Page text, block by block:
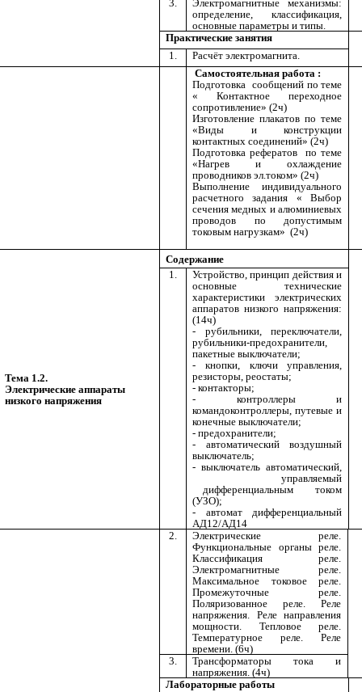
3.
Электромагнитные механизмы:
определение, классификация,
основные параметры и типы.
Практические занятия
1.
Расчёт электромагнита.
Самостоятельная работа :
Подготовка сообщений по теме
« Контактное переходное
сопротивление» (2ч)
Изготовление плакатов по теме
«Виды и конструкции
контактных соединений» (2ч)
Подготовка рефератов по теме
«Нагрев и охлаждение
проводников эл.током» (2ч)
Выполнение индивидуального
расчетного задания « Выбор
сечения медных и алюминиевых
проводов по допустимым
токовым нагрузкам» (2ч)
Тема 1.2.
Электрические аппараты
низкого напряжения
Содержание
1.
Устройство, принцип действия и
основные технические
характеристики электрических
аппаратов низкого напряжения:
(14ч)
- рубильники, переключатели,
рубильники-предохранители,
пакетные выключатели;
- кнопки, ключи управления,
резисторы, реостаты;
- контакторы;
- контроллеры и
командоконтроллеры, путевые и
конечные выключатели;
- предохранители;
- автоматический воздушный
выключатель;
- выключатель автоматический,
управляемый
дифференциальным током
(УЗО);
- автомат дифференциальный
АД12/АД14
2.
Электрические реле.
Функциональные органы реле.
Классификация реле.
Электромагнитные реле.
Максимальное токовое реле.
Промежуточные реле.
Поляризованное реле. Реле
напряжения. Реле направления
мощности. Тепловое реле.
Температурное реле. Реле
времени. (6ч)
3.
Трансформаторы тока и
напряжения. (4ч)
Лабораторные работы